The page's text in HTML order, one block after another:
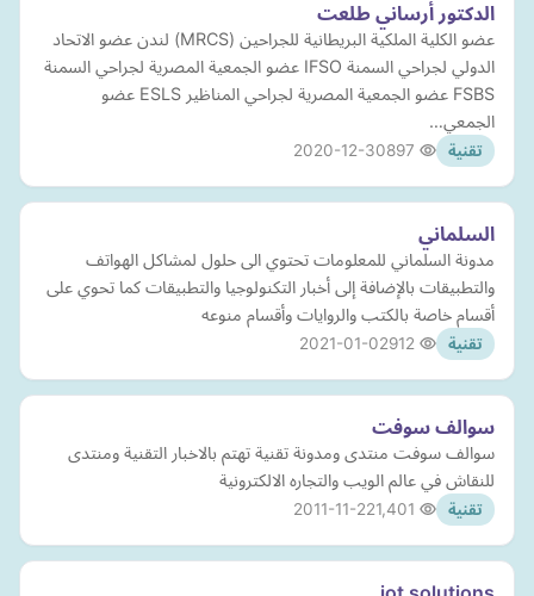
الدكتور أرساني طلعت
عضو الكلية الملكية البريطانية للجراحين (MRCS) لندن عضو الاتحاد
الدولي لجراحي السمنة IFSO عضو الجمعية المصرية لجراحي السمنة
FSBS عضو الجمعية المصرية لجراحي المناظير ESLS عضو
الجمعي…
تقنية 2020-12-30
السلماني
مدونة السلماني للمعلومات تحتوي الى حلول لمشاكل الهواتف
والتطبيقات بالإضافة إلى أخبار التكنولوجيا والتطبيقات كما تحوي على
أقسام خاصة بالكتب والروايات وأقسام منوعه
تقنية 2021-01-02
سوالف سوفت
سوالف سوفت منتدى ومدونة تقنية تهتم بالاخبار التقنية ومنتدى
للنقاش في عالم الويب والتجاره الالكترونية
تقنية 2011-11-22